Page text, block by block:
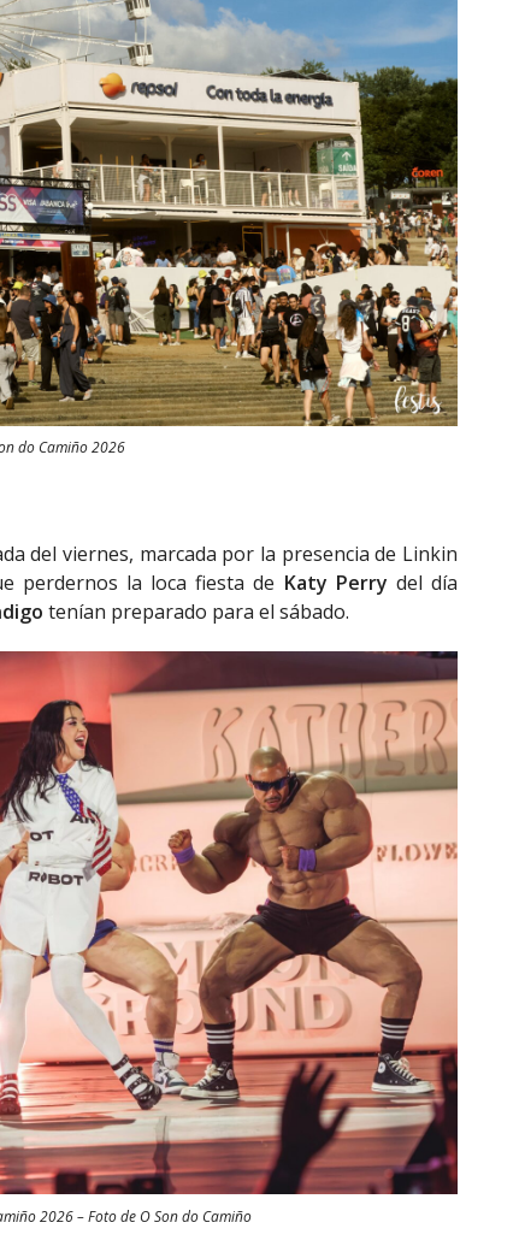
do Camiño 2026
del viernes, marcada por la presencia de Linkin
perdernos la loca fiesta de Katy Perry del día
tenían preparado para el sábado.
2026 – Foto de O Son do Camiño